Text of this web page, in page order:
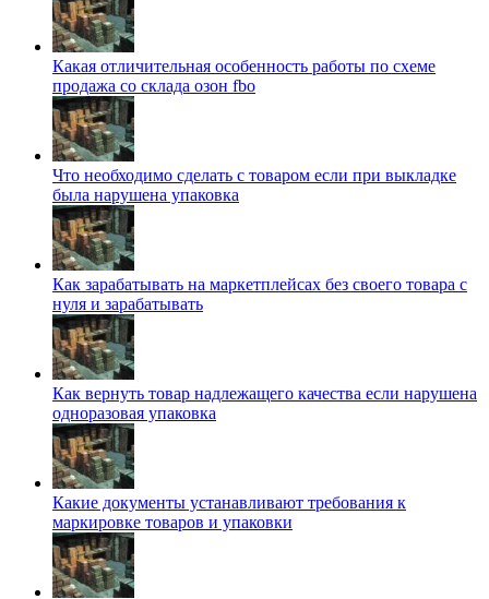
Какая отличительная особенность работы по схеме
продажа со склада озон fbo
Что необходимо сделать с товаром если при выкладке
была нарушена упаковка
Как зарабатывать на маркетплейсах без своего товара с
нуля и зарабатывать
Как вернуть товар надлежащего качества если нарушена
одноразовая упаковка
Какие документы устанавливают требования к
маркировке товаров и упаковки